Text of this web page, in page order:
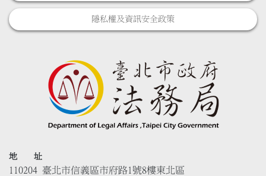
隱私權及資訊安全政策
地 址
110204 臺北市信義區市府路1號8樓東北區